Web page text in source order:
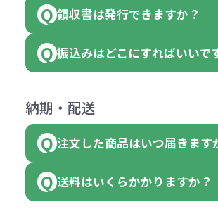
【色指定の仕方】
に必要な個数を入力くだ
※10個単位など購入でき
はまらない数を入力すると
または返金にて対応させて
ます。
その際不良品については
ください。
（商品の状態により、対応
※不良商品をご返却いた
（印刷代））×枚数+製版代
（提供価格（商品代）+名
×色数
※例えば2色印刷の場合に
れ費用が2倍、製版代が2倍
会員様はマイページより各
ダウンロードが可能です。
詳しくはこちらはご確認
領収書のダウンロード
領収書は発行できますか？
会員様はマイページより各
詳しくはこちらはご確認く
領収書のダウンロード
振込みはどこにすればいいで
下記口座にお願いします。
■三菱UFJ銀行
小田井支店（おたいして
納期・配送
注文した商品はいつ届きます
既製品の場合、ご入金確認
送料はいくらかかりますか？